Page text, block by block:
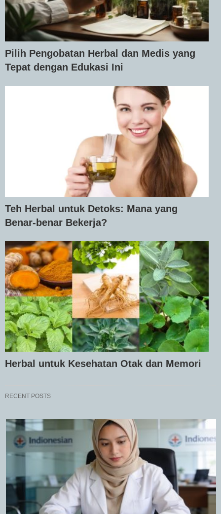
Pilih Pengobatan Herbal dan Medis yang
Tepat dengan Edukasi Ini
Teh Herbal untuk Detoks: Mana yang
Benar-benar Bekerja?
Herbal untuk Kesehatan Otak dan Memori
RECENT POSTS